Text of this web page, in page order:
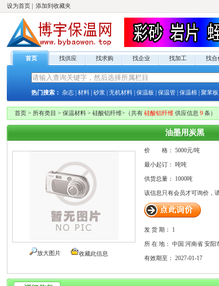
设为首页 添加到收藏夹
首页 找供应 找求购 找企业 找加工 找合
热门搜索： 杂志 材料 砂浆 无机材料 保温板 保温管 保温棉 聚苯板
首页 > 所有类目 > 保温材料 > 硅酸铝纤维> （共有 硅酸铝纤维 供应信息 9 条）
油墨用炭黑
放大图片 收藏此信息
价 格： 5000元/吨
最小起订： 吨吨
供货总量： 1000吨
该信息只有会员才可询价，
发 货 期： 1
所 在 地： 中国 河南省 安阳
有效期至： 2027-01-17